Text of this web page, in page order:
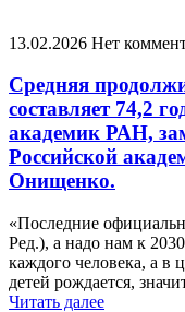
13.02.2026 Нет
Средняя
составляет 74,2
академик РАН,
Российской
Онищенко.
«Последние
Ред.), а надо нам к
каждого человека, а в
детей рождается,
Читать далее